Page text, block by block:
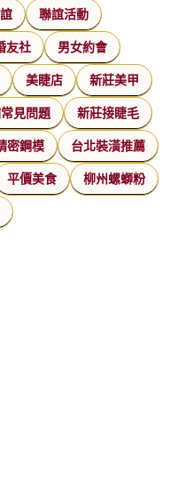
聯誼活動
友社 男女約會
美睫店 新莊美甲
見問題 新莊接睫毛
密鋼模 台北裝潢推薦
平價美食 柳州螺螄粉